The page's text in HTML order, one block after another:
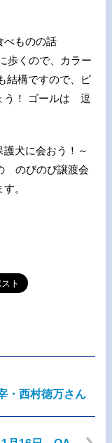
べものの話
歩くので、カラー
結構ですので、ピ
う！ ゴールは 逗
犬に会おう！～
のびのび譲渡会
。
西村徳万さん